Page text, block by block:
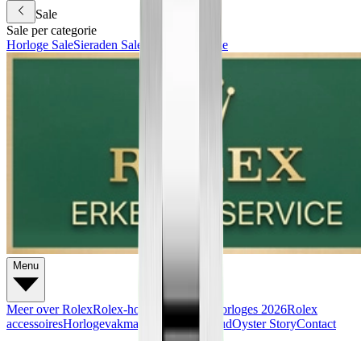
Sale
Sale per categorie
Horloge SaleSieraden Sale Accessoires Sale
Menu
Meer over RolexRolex-horlogesNieuwe horloges 2026Rolex
accessoiresHorlogevakmanschap OnderhoudOyster StoryContact